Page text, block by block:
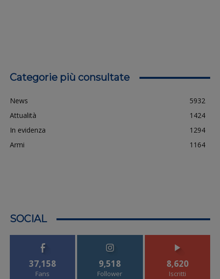
Categorie più consultate
News
5932
Attualità
1424
In evidenza
1294
Armi
1164
SOCIAL
37,158
Fans
9,518
Follower
8,620
Iscritti